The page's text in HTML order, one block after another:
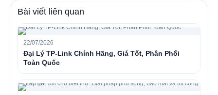
Bài viết liên quan
22/07/2026
Đại Lý TP-Link Chính Hãng, Giá Tốt, Phân Phối
Toàn Quốc